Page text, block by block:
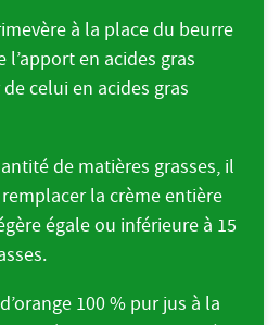
à la place du beurre
en acides gras
celui en acides gras
de matières grasses, il
la crème entière
égale ou inférieure à 15
100 % pur jus à la